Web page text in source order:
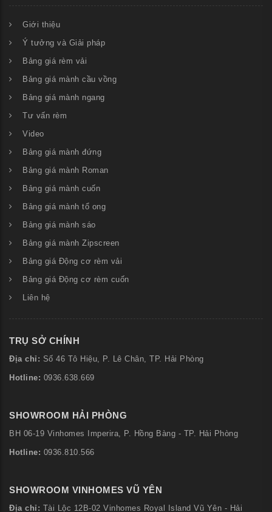
Giới thiệu
Ý tưởng và Giải pháp
Bảng giá rèm vải
Bảng giá mành cầu vồng
Bảng giá mành ngang
Tư vấn rèm
Video
Bảng giá mành đứng
Bảng giá mành Roman
Bảng giá mành cuốn
Bảng giá mành tổ ong
Bảng giá mành sáo
Bảng giá mành Zipscreen
Bảng giá Động cơ rèm vải
Bảng giá Động cơ rèm cuốn
Liên hệ
TRỤ SỞ CHÍNH
Địa chỉ: Số 46 Tô Hiệu, P. Lê Chân, TP. Hải Phòng
Hotline: 0936.638.669
SHOWROOM HẢI PHÒNG
BH 06-19 Vinhomes Imperira, P. Hồng Bàng - TP. Hải Phòng
Hotline: 0936.810.566
SHOWROOM VINHOMES VŨ YÊN
Địa chỉ: Tài Lộc 12B-02 Vinhomes Royal Island Vũ Yên - Hải